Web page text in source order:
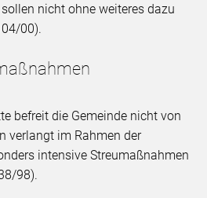
nicht ohne weiteres dazu
00).
befreit die Gemeinde nicht von
verlangt im Rahmen der
intensive Streumaßnahmen
98).